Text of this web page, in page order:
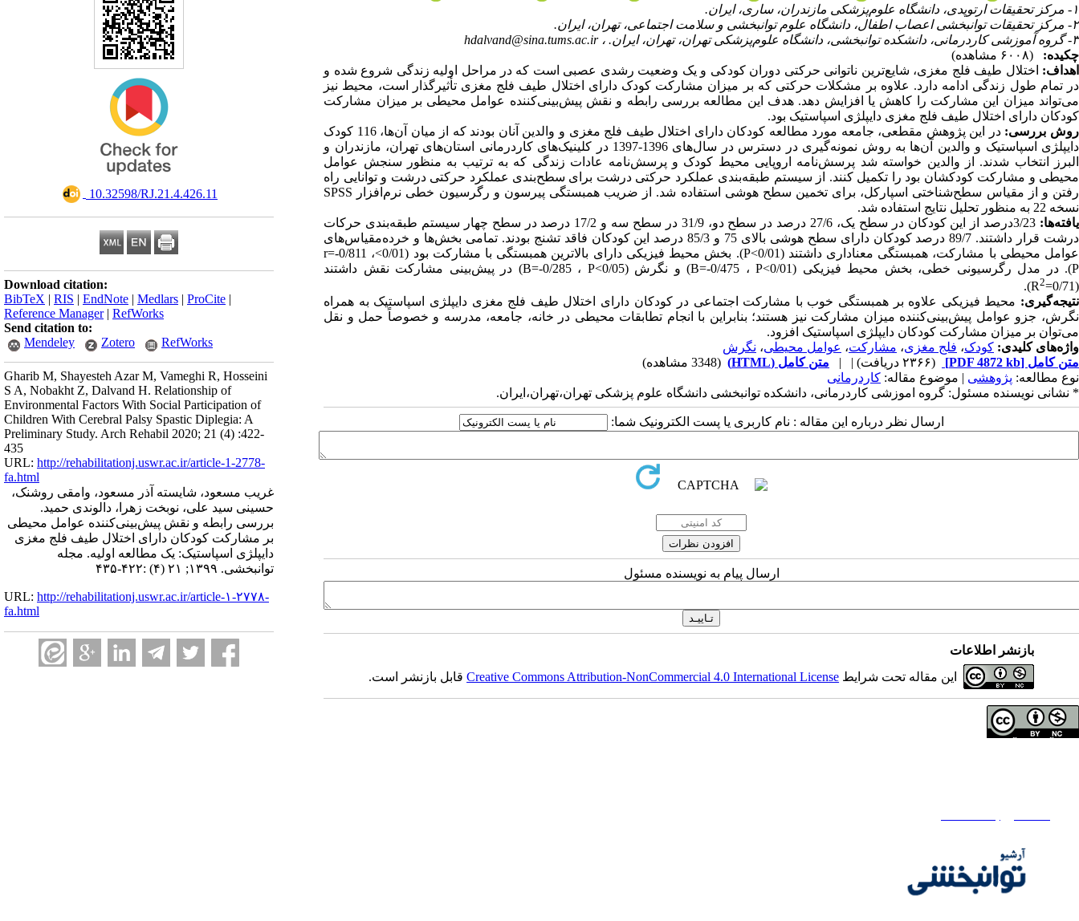
‎ 10.32598/RJ.21.4.426.11
Download citation:
BibTeX | RIS | EndNote | Medlars | ProCite |
Reference Manager| RefWorks
Send citation to:
Mendeley
Zotero RefWorks
Gharib M, Shayesteh Azar M, Vameghi R, Hosseini
S A, Nobakht Z, Dalvand H. Relationship of
Environmental Factors With Social Participation of
Children With Cerebral Palsy Spastic Diplegia: A
Preliminary Study. Arch Rehabil 2020; 21 (4) :422-
435
URL: http://rehabilitationj.uswr.ac.ir/article-1-2778-
fa.html
غریب مسعود، شایسته آذر مسعود، وامقی روشنک،
حسینی سید علی، نوبخت زهرا، دالوندی حمید.
بررسی رابطه و نقش پیش‌بینی‌کننده عوامل محیطی
بر مشارکت کودکان دارای اختلال طیف فلج مغزی
دایپلژی اسپاستیک: یک مطالعه اولیه. مجله
توانبخشی. ۱۳۹۹; ۲۱ (۴) :۴۲۲-۴۳۵
URL: http://rehabilitationj.uswr.ac.ir/article-۱-۲۷۷۸-
fa.html
۱- مرکز تحقیقات ارتوپدی، دانشگاه علوم‌پزشکی مازندران، ساری، ایران.
۲- مرکز تحقیقات توانبخشی اعصاب اطفال، دانشگاه علوم توانبخشی و سلامت اجتماعی، تهران، ایران.
۳- گروه آموزشی کاردرمانی، دانشکده توانبخشی، دانشگاه علوم‌پزشکی تهران، تهران، ایران. ،
hdalvand@sina.tums.ac.ir
چکیده:
(۶۰۰۸ مشاهده)
اهداف: اختلال طیف فلج مغزی، شایع‌ترین ناتوانی حرکتی دوران کودکی و یک وضعیت رشدی عصبی است که در مراحل اولیه زندگی شروع شده و
در تمام طول زندگی ادامه دارد. علاوه بر مشکلات حرکتی که بر میزان مشارکت کودک دارای اختلال طیف فلج مغزی تأثیرگذار است، محیط نیز
می‌تواند میزان این مشارکت را کاهش یا افزایش دهد. هدف این مطالعه بررسی رابطه و نقش پیش‌بینی‌کننده عوامل محیطی بر میزان مشارکت
کودکان دارای اختلال طیف فلج مغزی دایپلژی اسپاستیک بود.
روش بررسی:
در این پژوهش مقطعی، جامعه مورد مطالعه کودکان دارای اختلال طیف فلج مغزی و والدین آنان بودند که از میان آن‌ها، 116 کودک
دایپلژی اسپاستیک و والدین آن‌ها به روش نمونه‌گیری در دسترس در سال‌های 1396-1397 در کلینیک‌های کاردرمانی استان‌های تهران، مازندران و
البرز انتخاب شدند. از والدین خواسته شد پرسش‌نامه اروپایی محیط کودک و پرسش‌نامه عادات زندگی که به ترتیب به منظور سنجش عوامل
محیطی و مشارکت کودکشان بود را تکمیل کنند. از سیستم طبقه‌بندی عملکرد حرکتی درشت برای سطح‌بندی عملکرد حرکتی درشت و توانایی راه
رفتن و از مقیاس سطح‌شناختی اسپارکل، برای تخمین سطح هوشی استفاده شد. از ضریب همبستگی پیرسون و رگرسیون خطی نرم‌افزار SPSS
نسخه 22 به منظور تحلیل نتایج استفاده شد.
یافته‌ها:
3/23درصد از این کودکان در سطح یک، 27/6 درصد در سطح دو، 31/9 در سطح سه و 17/2 درصد در سطح چهار سیستم طبقه‌بندی حرکات
درشت قرار داشتند. 89/7 درصد کودکان دارای سطح هوشی بالای 75 و 85/3 درصد این کودکان فاقد تشنج بودند. تمامی بخش‌ها و خرده‌مقیاس‌های
عوامل محیطی با مشارکت، همبستگی معناداری داشتند (0/01>‌P). بخش محیط فیزیکی دارای بالاترین همبستگی با مشارکت بود (0/01>r=-0/811 ،
P). در مدل رگرسیونی خطی، بخش محیط فیزیکی (0/01>B=-0/475 ، P) و نگرش (0/05>B=-0/285 ، P) در پیش‌بینی مشارکت نقش داشتند
(0/71=R
2
).
نتیجه‌گیری: محیط فیزیکی علاوه بر همبستگی خوب با مشارکت اجتماعی در کودکان دارای اختلال طیف فلج مغزی دایپلژی اسپاستیک به همراه
نگرش، جزو عوامل پیش‌بینی‌کننده میزان مشارکت نیز هستند؛ بنابراین با انجام تطابقات محیطی در خانه، جامعه، مدرسه و خصوصاً حمل و نقل
می‌توان بر میزان مشارکت کودکان دایپلژی اسپاستیک افزود.
واژه‌های کلیدی: کودک، فلج مغزی، مشارکت، عوامل محیطی، نگرش
متن کامل [PDF 4872 kb] (۲۳۶۶ دریافت) | | متن کامل (HTML)
(3348 مشاهده)
نوع مطالعه: پژوهشی | موضوع مقاله: کاردرمانی
* نشانی نویسنده مسئول: گروه اموزشی کاردرمانی، دانشکده توانبخشی دانشگاه علوم پزشکی تهران،تهران،ایران.
ارسال نظر درباره این مقاله : نام کاربری یا پست الکترونیک شما:
ارسال پیام به نویسنده مسئول
بازنشر اطلاعات
این مقاله تحت شرایط Creative Commons Attribution-NonCommercial 4.0 International Licenseقابل بازنشر است.